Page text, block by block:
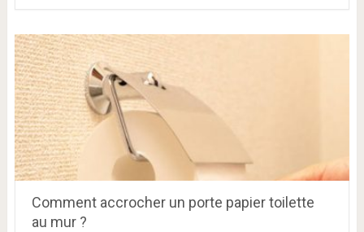
Comment accrocher un porte papier toilette
au mur ?